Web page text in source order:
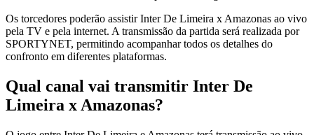
Os torcedores poderão assistir Inter De Limeira x Amazonas ao vivo
pela TV e pela internet. A transmissão da partida será realizada por
SPORTYNET, permitindo acompanhar todos os detalhes do
confronto em diferentes plataformas.
Qual canal vai transmitir Inter De
Limeira x Amazonas?